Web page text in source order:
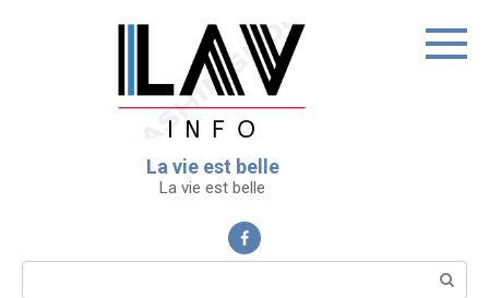
La vie est belle
La vie est belle
Поиск: